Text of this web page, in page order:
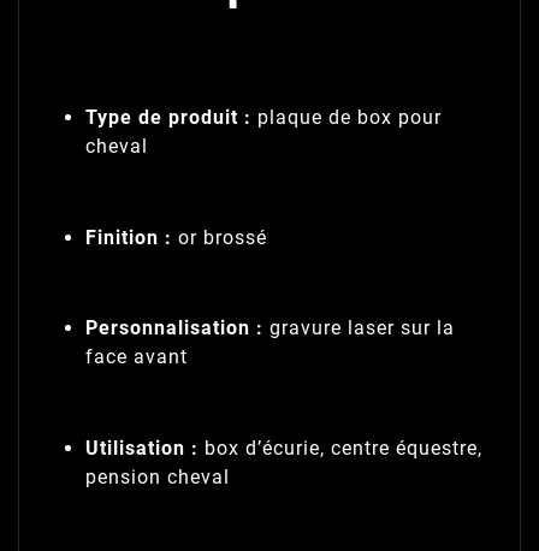
Type de produit : plaque de box pour
cheval
Finition : or brossé
Personnalisation : gravure laser sur la
face avant
Utilisation : box d’écurie, centre équestre,
pension cheval